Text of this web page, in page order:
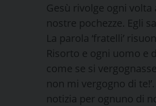
Gesù rivolge ogni
nostre pochezze. Egli
La parola ‘fratelli’
Risorto e ogni uomo e
come se si
non mi vergogno di
notizia per ognuno di